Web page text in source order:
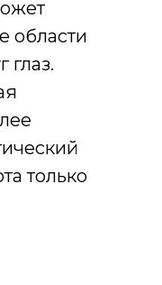
области
глаз.
только